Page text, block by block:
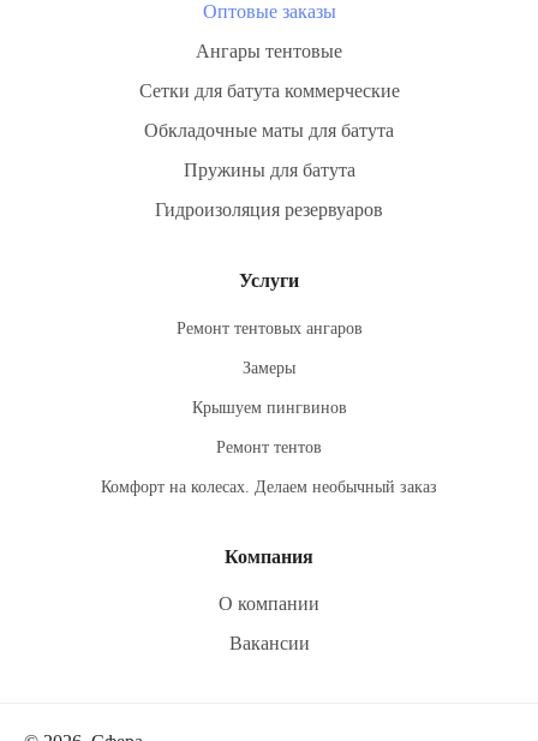
Оптовые заказы
Ангары тентовые
Сетки для батута коммерческие
Обкладочные маты для батута
Пружины для батута
Гидроизоляция резервуаров
Услуги
Ремонт тентовых ангаров
Замеры
Крышуем пингвинов
Ремонт тентов
Комфорт на колесах. Делаем необычный заказ
Компания
О компании
Вакансии